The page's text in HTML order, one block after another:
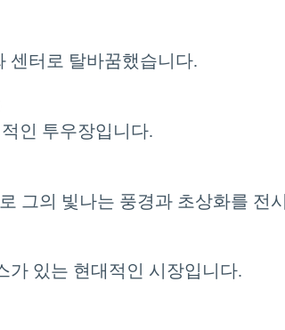
센터로 탈바꿈했습니다.
인 투우장입니다.
그의 빛나는 풍경과 초상화를 전
가 있는 현대적인 시장입니다.